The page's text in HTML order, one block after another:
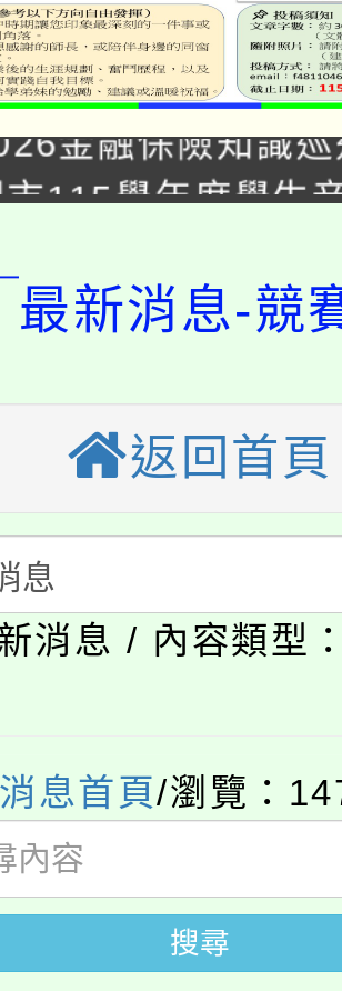
校115學年度第
課)教師甄選結果(
動
115學年度學生
課)教師甄選結果(
校115學年度第
課)教師甄選結果(
國文化大學推廣
》溝通分析基
歡迎學生輔導中心
諮商輔導、社會
生報名參加。
栗縣政府辦理
「校園短影音徵
簡章及活動海報
名參加。
市115學年度學生
市補助參觀特色
動實施計畫」
度「教育部表揚
推展貢獻獎」
校115學年度第
語及新住民語歌
校115學年度第
課)教師甄選結果(
校115學年度第
課)教師甄選結果(
國文化大學推廣
》溝通分析基
苗栗縣政府辦理
最新消息-競
返回首頁
消息 / 內容類型
息首頁/瀏覽：
搜尋